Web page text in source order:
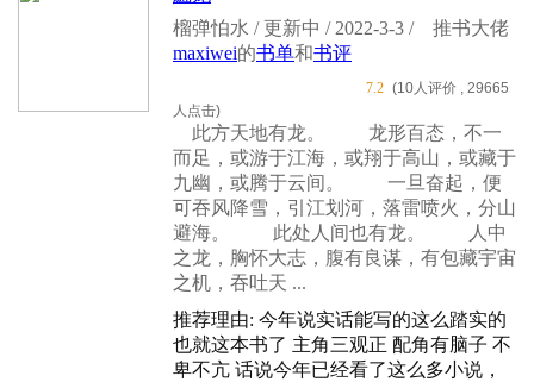
榴弹怕水 / 更新中 / 2022-3-3 /
推书大佬
maxiwei的书单和书评
7.2 (10人评价 , 29665
人点击)
此方天地有龙。 龙形百态，不一
而足，或游于江海，或翔于高山，或藏于
九幽，或腾于云间。 一旦奋起，便
可吞风降雪，引江划河，落雷喷火，分山
避海。 此处人间也有龙。 人中
之龙，胸怀大志，腹有良谋，有包藏宇宙
之机，吞吐天 ...
推荐理由: 今年说实话能写的这么踏实的
也就这本书了 主角三观正 配角有脑子 不
卑不亢 话说今年已经看了这么多小说，